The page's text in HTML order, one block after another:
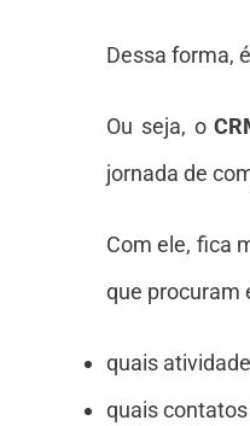
Dessa forma,
Ou seja, o
jornada de
Com ele, fica
que procuram
quais
quais